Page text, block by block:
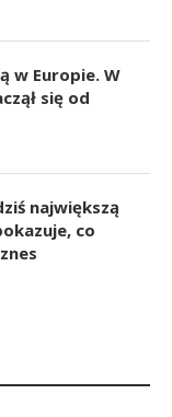
w Europie. W
się od
największą
co